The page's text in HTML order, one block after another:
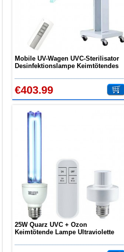
Mobile UV-Wagen UVC-Sterilisator
Desinfektionslampe Keimtötendes
€403.99
25W Quarz UVC + Ozon
Keimtötende Lampe Ultraviolette
die Luft